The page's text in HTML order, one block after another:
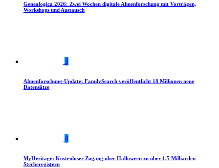
Genealogica 2026: Zwei Wochen digitale Ahnenforschung mit Vorträgen,
Workshops und Austausch
3
Ahnenforschung-Update: FamilySearch veröffentlicht 18 Millionen neue
Datensätze
4
MyHeritage: Kostenloser Zugang über Halloween zu über 1,5 Milliarden
Sterberegistern